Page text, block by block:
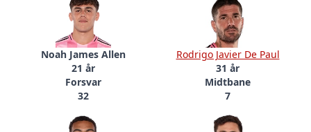
Noah James Allen
21 år
Forsvar
32
Rodrigo Javier De Paul
31 år
Midtbane
7